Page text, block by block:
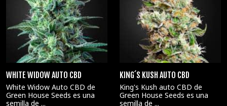
WHITE WIDOW AUTO CBD
White Widow Auto CBD de
Green House Seeds es una
semilla de ...
KING´S KUSH AUTO CBD
King's Kush auto CBD de
Green House Seeds es una
semilla de ...